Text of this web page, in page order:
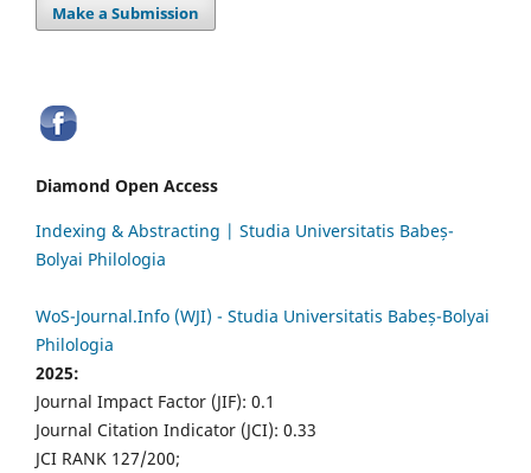
Make a Submission
Diamond Open Access
Indexing & Abstracting | Studia Universitatis Babeș-
Bolyai Philologia
WoS-Journal.Info (WJI) - Studia Universitatis Babeș-Bolyai
Philologia
2025:
Journal Impact Factor (JIF): 0.1
Journal Citation Indicator (JCI): 0.33
JCI RANK 127/200;